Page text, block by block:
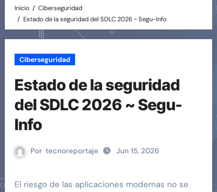
Inicio
Ciberseguridad
Estado de la seguridad del SDLC 2026 ~ Segu-Info
Ciberseguridad
Estado de la seguridad
del SDLC 2026 ~ Segu-
Info
Por tecnoreportaje Jun 15, 2026
El riesgo de las aplicaciones modernas no se